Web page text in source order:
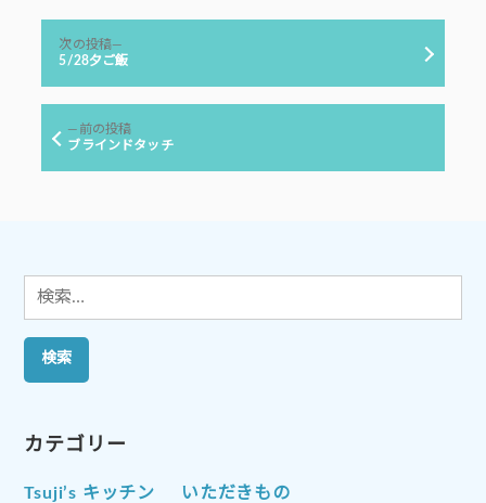
リ
ナ
ー
前の投稿前
の
ブラインドタッチ
次の投稿
の
5/28夕ご飯
検
索:
カテゴリー
Tsuji’s キッチン いただきもの